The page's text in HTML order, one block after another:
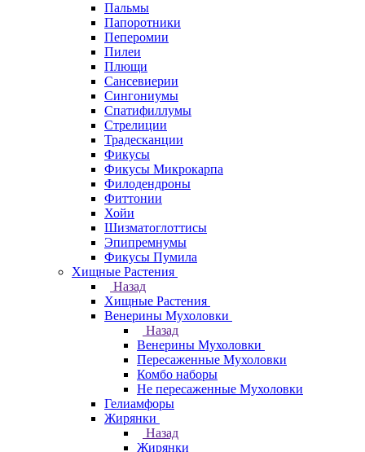
Пальмы
Папоротники
Пеперомии
Пилеи
Плющи
Сансевиерии
Сингониумы
Спатифиллумы
Стрелиции
Традесканции
Фикусы
Фикусы Микрокарпа
Филодендроны
Фиттонии
Хойи
Шизматоглоттисы
Эпипремнумы
Фикусы Пумила
Хищные Растения
Назад
Хищные Растения
Венерины Мухоловки
Назад
Венерины Мухоловки
Пересаженные Мухоловки
Комбо наборы
Не пересаженные Мухоловки
Гелиамфоры
Жирянки
Назад
Жирянки